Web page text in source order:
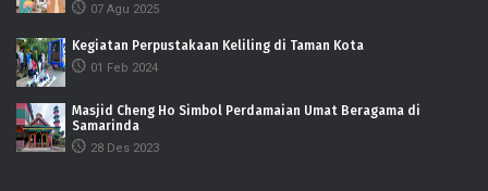
07 Agu 2025
Kegiatan Perpustakaan Keliling di Taman Kota
01 Feb 2024
Masjid Cheng Ho Simbol Perdamaian Umat Beragama di
Samarinda
28 Des 2023